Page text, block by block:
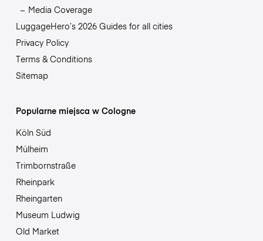
Media Coverage
LuggageHero’s 2026 Guides for all cities
Privacy Policy
Terms & Conditions
Sitemap
Popularne miejsca w Cologne
Köln Süd
Mülheim
Trimbornstraße
Rheinpark
Rheingarten
Museum Ludwig
Old Market